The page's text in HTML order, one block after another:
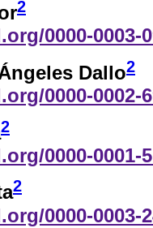
2
0000-0003-
Dallo2
0000-0002-
2
0000-0001-
2
0000-0003-